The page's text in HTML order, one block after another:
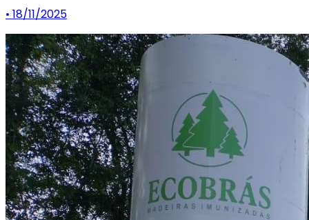
• 18/11/2025